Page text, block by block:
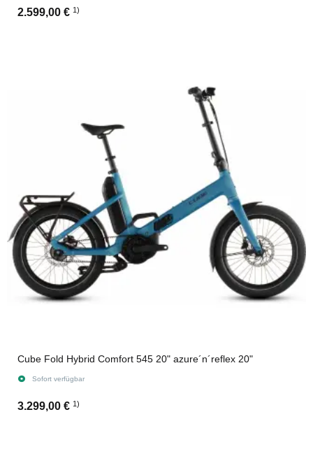
2.599,00 € 1)
Cube Fold Hybrid Comfort 545 20" azure´n´reflex 20"
Sofort verfügbar
3.299,00 € 1)